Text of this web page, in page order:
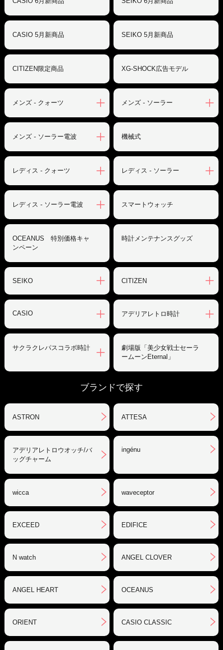
CASIO 5月新商品 SEIKO 5月新商品
CITIZEN限定商品 XG-SHOCK広告モデル
メンズ - クォーツ メンズ - ソーラー
メンズ - ソーラー電波 機械式
レディス - クォーツ レディス - ソーラー
レディス - ソーラー電波 スマートウォッチ
OCEANUS 特別価格キャ
ンペーン
時計メンテナンスグッズ
SEIKO CITIZEN
CASIO アデリアレトロ時計
サクラクレパスコラボ時計
劇場版「美少女戦士セーラ
ームーンEternal」
ブランドで探す
ASTRON ATTESA
アデリアレトロウオッチ/バ
ッグチャーム
ingénu
wicca waveceptor
EXCEED EDIFICE
N watch ANGEL CLOVER
ANGEL HEART OCEANUS
ORIENT CASIO CLASSIC